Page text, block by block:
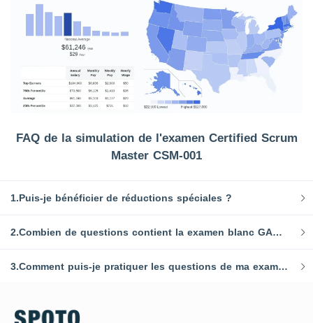
FAQ de la simulation de l'examen Certified Scrum
Master CSM-001
1.Puis-je bénéficier de réductions spéciales ?
2.Combien de questions contient la examen blanc GAQM CSM-001 de SPOTO ?
3.Comment puis-je pratiquer les questions de ma examen blanc GAQM CSM-001 ?